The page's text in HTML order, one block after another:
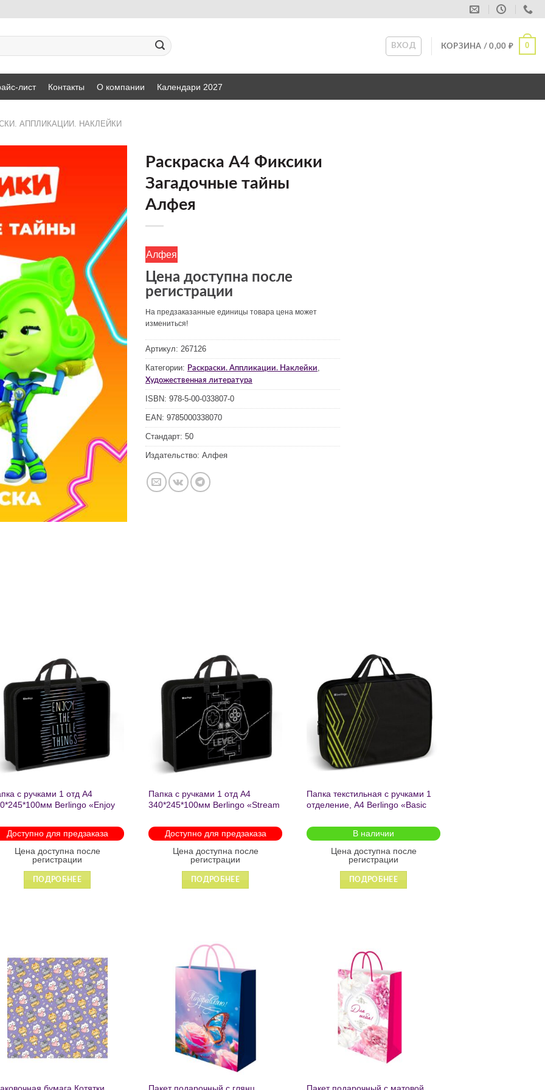
ВХОД КОРЗИНА /0,00 ₽ 0
лист Контакты О компании Календари 2027
АППЛИКАЦИИ. НАКЛЕЙКИ
ДОБАВИТЬ
В СПИСОК
Раскраска А4 Фиксики
Загадочные тайны
Алфея
Алфея
Цена доступна после
регистрации
На предзаказанные единицы товара цена может
измениться!
Артикул: 267126
Категории: Раскраски. Аппликации. Наклейки
Художественная литература
ISBN: 978-5-00-033807-0
EAN: 9785000338070
Стандарт: 50
Издательство: Алфея
Добавить
в список
желаний
с ручками 1 отд А4
Berlingo «Enjoy
1215
Доступно для предзаказа
Цена доступна после
регистрации
ПОДРОБНЕЕ
Добавить
в список
Папка с ручками 1 отд А4
340*245*100мм Berlingo «Stream
Доступно для предзаказа
Цена доступна после
регистрации
ПОДРОБНЕЕ
Добавить
Папка текстильная с ручками 1
отделение, А4 Berlingo «Basic
на молнии2601
В наличии
Цена доступна после
регистрации
ПОДРОБНЕЕ
Добавить
в список
желаний
бумага Котятки
Добавить
Пакет подарочный с глянц.
Добавить
Пакет подарочный с матовой